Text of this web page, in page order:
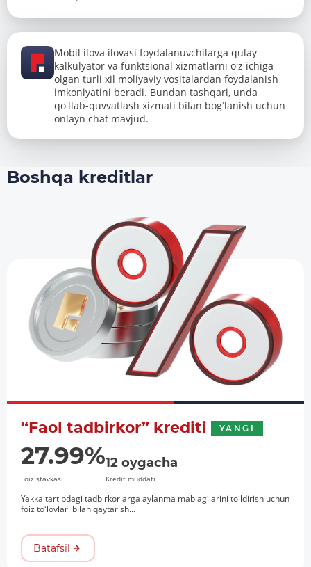
Mobil ilova ilovasi foydalanuvchilarga qulay
kalkulyator va funktsional xizmatlarni oʻz ichiga
olgan turli xil moliyaviy vositalardan foydalanish
imkoniyatini beradi. Bundan tashqari, unda
qoʻllab-quvvatlash xizmati bilan bogʻlanish uchun
onlayn chat mavjud.
Boshqa kreditlar
“Faol tadbirkor” krediti YANGI
27.99%
Foiz stavkasi
12 oygacha
Kredit muddati
Yakka tartibdagi tadbirkorlarga aylanma mablagʻlarini toʻldirish uchun
foiz toʻlovlari bilan qaytarish...
Batafsil